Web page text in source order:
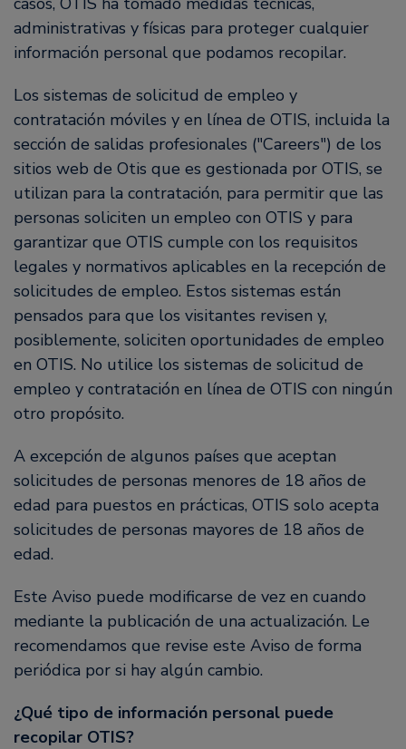
administrativas y físicas para proteger cualquier
información personal que podamos recopilar.
Los sistemas de solicitud de empleo y
contratación móviles y en línea de OTIS, incluida la
sección de salidas profesionales ("Careers") de los
sitios web de Otis que es gestionada por OTIS, se
utilizan para la contratación, para permitir que las
personas soliciten un empleo con OTIS y para
garantizar que OTIS cumple con los requisitos
legales y normativos aplicables en la recepción de
solicitudes de empleo. Estos sistemas están
pensados para que los visitantes revisen y,
posiblemente, soliciten oportunidades de empleo
en OTIS. No utilice los sistemas de solicitud de
empleo y contratación en línea de OTIS con ningún
otro propósito.
A excepción de algunos países que aceptan
solicitudes de personas menores de 18 años de
edad para puestos en prácticas, OTIS solo acepta
solicitudes de personas mayores de 18 años de
edad.
Este Aviso puede modificarse de vez en cuando
mediante la publicación de una actualización. Le
recomendamos que revise este Aviso de forma
periódica por si hay algún cambio.
¿Qué tipo de información personal puede
recopilar OTIS?